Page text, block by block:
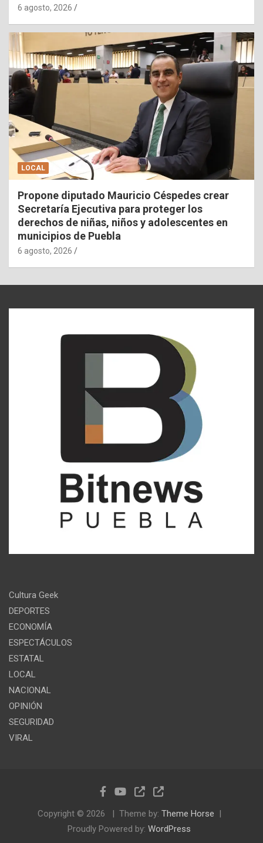
6 agosto, 2026
LOCAL
Propone diputado Mauricio Céspedes crear
Secretaría Ejecutiva para proteger los
derechos de niñas, niños y adolescentes en
municipios de Puebla
6 agosto, 2026
Cultura Geek
DEPORTES
ECONOMÍA
ESPECTÁCULOS
ESTATAL
LOCAL
NACIONAL
OPINIÓN
SEGURIDAD
VIRAL
Copyright © 2026 Theme by: Theme Horse
Proudly Powered by: WordPress